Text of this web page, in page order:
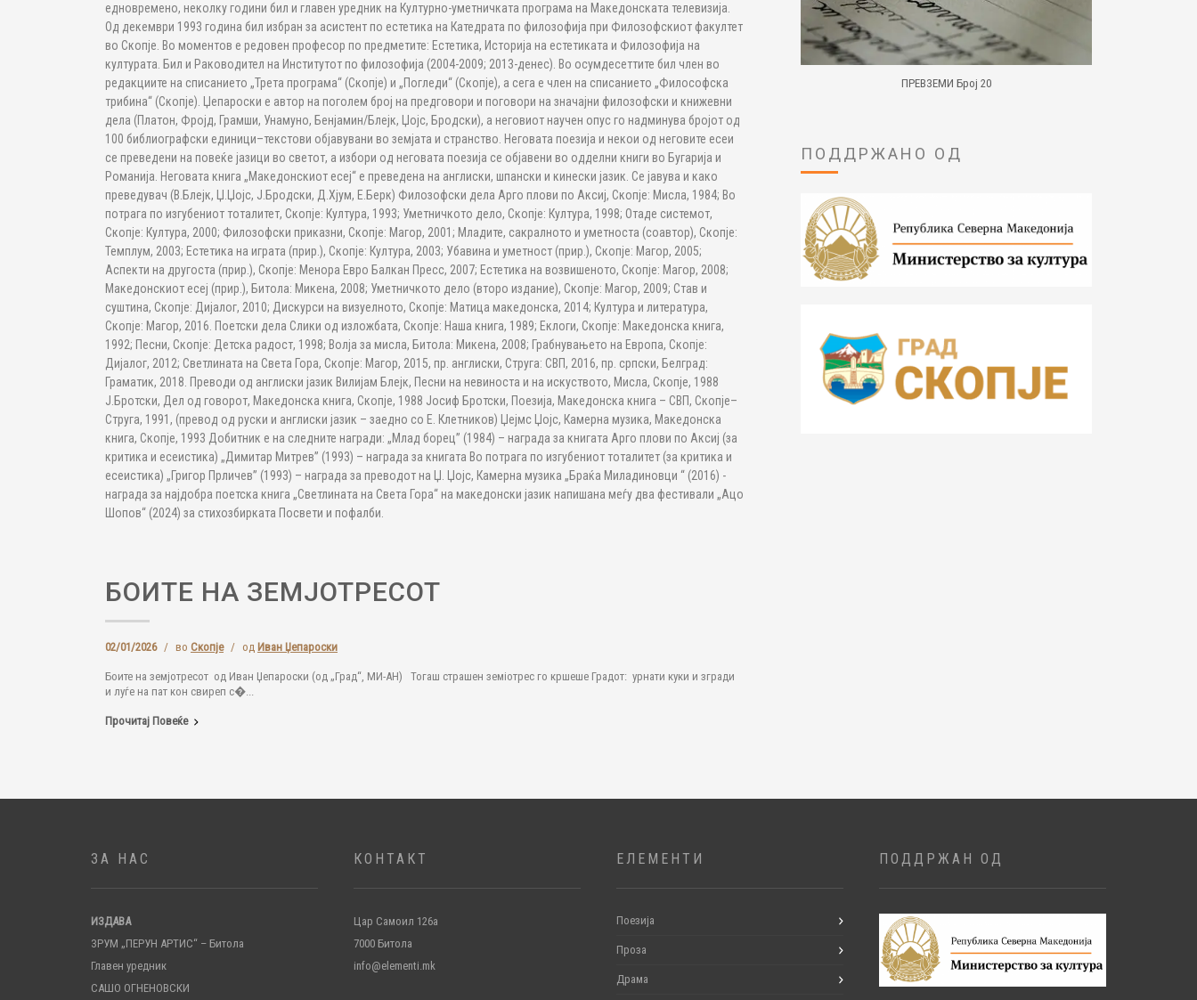
едновремено, неколку години бил и главен уредник на Културно-уметничката програма на Македонската телевизија.
Од декември 1993 година бил избран за асистент по естетика на Катедрата по филозофија при Филозофскиот факултет
во Скопје. Во моментов е редовен професор по предметите: Естетика, Историја на естетиката и Филозофија на
културата. Бил и Раководител на Институтот по филозофија (2004-2009; 2013-денес). Во осумдесеттите бил член во
редакциите на списанието „Трета програма“ (Скопје) и „Погледи“ (Скопје), а сега е член на списанието „Философска
трибина“ (Скопје). Џепароски е автор на поголем број на предговори и поговори на значајни филозофски и книжевни
дела (Платон, Фројд, Грамши, Унамуно, Бенјамин/Блејк, Џојс, Бродски), а неговиот научен опус го надминува бројот од
100 библиографски единици–текстови објавувани во земјата и странство. Неговата поезија и некои од неговите есеи
се преведени на повеќе јазици во светот, а избори од неговата поезија се објавени во одделни книги во Бугарија и
Романија. Неговата книга „Македонскиот есеј“ е преведена на англиски, шпански и кинески јазик. Се јавува и како
преведувач (В.Блејк, Џ.Џојс, Ј.Бродски, Д.Хјум, Е.Берк) Филозофски дела Арго плови по Аксиј, Скопје: Мисла, 1984; Во
потрага по изгубениот тоталитет, Скопје: Култура, 1993; Уметничкото дело, Скопје: Култура, 1998; Отаде системот,
Скопје: Култура, 2000; Филозофски приказни, Скопје: Магор, 2001; Младите, сакралното и уметноста (соавтор), Скопје:
Темплум, 2003; Естетика на играта (прир.), Скопје: Култура, 2003; Убавина и уметност (прир.), Скопје: Магор, 2005;
Аспекти на другоста (прир.), Скопје: Менора Евро Балкан Пресс, 2007; Естетика на возвишеното, Скопје: Магор, 2008;
Македонскиот есеј (прир.), Битола: Микена, 2008; Уметничкото дело (второ издание), Скопје: Магор, 2009; Став и
суштина, Скопје: Дијалог, 2010; Дискурси на визуелното, Скопје: Матица македонска, 2014; Култура и литература,
Скопје: Магор, 2016. Поетски дела Слики од изложбата, Скопје: Наша книга, 1989; Еклоги, Скопје: Македонска книга,
1992; Песни, Скопје: Детска радост, 1998; Волја за мисла, Битола: Микена, 2008; Грабнувањето на Европа, Скопје:
Дијалог, 2012; Светлината на Света Гора, Скопје: Магор, 2015, пр. англиски, Струга: СВП, 2016, пр. српски, Белград:
Граматик, 2018. Преводи од англиски јазик Вилијам Блејк, Песни на невиноста и на искуството, Мисла, Скопје, 1988
Ј.Бротски, Дел од говорот, Македонска книга, Скопје, 1988 Јосиф Бротски, Поезија, Македонска книга – СВП, Скопје–
Струга, 1991, (превод од руски и англиски јазик – заедно со Е. Клетников) Џејмс Џојс, Камерна музика, Македонска
книга, Скопје, 1993 Добитник е на следните награди: „Млад борец” (1984) – награда за книгата Арго плови по Аксиј (за
критика и есеистика) „Димитар Митрев” (1993) – награда за книгата Во потрага по изгубениот тоталитет (за критика и
есеистика) „Григор Прличев” (1993) – награда за преводот на Џ. Џојс, Камерна музика „Браќа Миладиновци “ (2016) -
награда за најдобра поетска книга „Светлината на Света Гора“ на македонски јазик напишана меѓу два фестивали „Ацо
Шопов“ (2024) за стихозбирката Посвети и пофалби.
БОИТЕ НА ЗЕМЈОТРЕСОТ
02/01/2026 / во Скопје / од Иван Џепароски
Боите на земјотресот од Иван Џепароски (од „Град“, МИ-АН) Тогаш страшен земіотрес го кршеше Градот: урнати куки и згради
и луѓе на пат кон свиреп с�...
Прочитај Повеќе
ПРЕВЗЕМИ Број 20
ПОДДРЖАНО ОД
ЗА НАС
ИЗДАВА
ЗРУМ „ПЕРУН АРТИС“ – Битола
Главен уредник
САШО ОГНЕНОВСКИ
КОНТАКТ
Цар Самоил 126а
7000 Битола
info@elementi.mk
ЕЛЕМЕНТИ
Поезија
Проза
Драма
ПОДДРЖАН ОД